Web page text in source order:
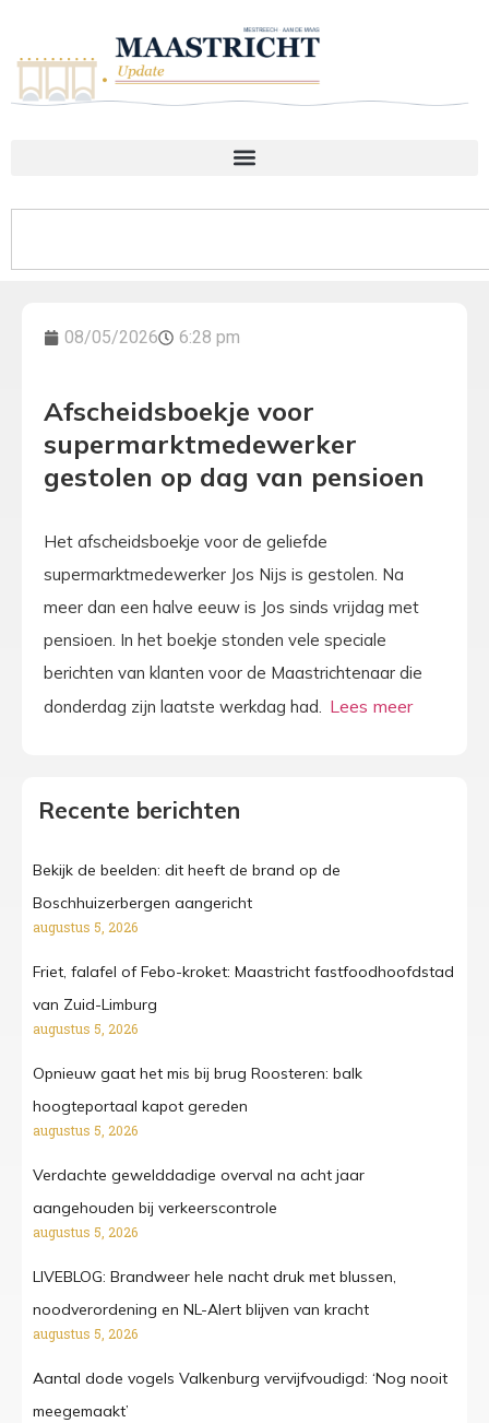
08/05/2026 6:28 pm
Afscheidsboekje voor
supermarktmedewerker
gestolen op dag van pensioen
Het afscheidsboekje voor de geliefde
supermarktmedewerker Jos Nijs is gestolen. Na
meer dan een halve eeuw is Jos sinds vrijdag met
pensioen. In het boekje stonden vele speciale
berichten van klanten voor de Maastrichtenaar die
donderdag zijn laatste werkdag had.
Recente berichten
Bekijk de beelden: dit heeft de brand op de
Boschhuizerbergen aangericht
augustus 5, 2026
Friet, falafel of Febo-kroket: Maastricht fastfoodhoofdstad
van Zuid-Limburg
augustus 5, 2026
Opnieuw gaat het mis bij brug Roosteren: balk
hoogteportaal kapot gereden
augustus 5, 2026
Verdachte gewelddadige overval na acht jaar
aangehouden bij verkeerscontrole
augustus 5, 2026
LIVEBLOG: Brandweer hele nacht druk met blussen,
noodverordening en NL-Alert blijven van kracht
augustus 5, 2026
Aantal dode vogels Valkenburg vervijfvoudigd: ‘Nog nooit
meegemaakt’